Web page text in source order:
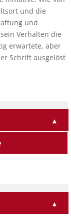
und die
und
Verhalten die
erwartete, aber
Schrift ausgelöst
▲
▲